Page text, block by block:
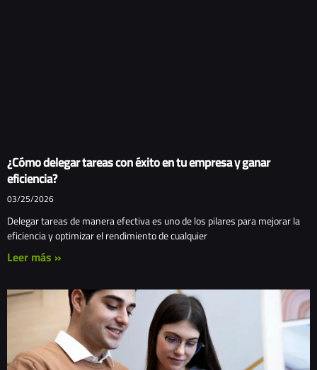
¿Cómo delegar tareas con éxito en tu empresa y ganar
eficiencia?
03/25/2026
Delegar tareas de manera efectiva es uno de los pilares para mejorar la
eficiencia y optimizar el rendimiento de cualquier
Leer más »